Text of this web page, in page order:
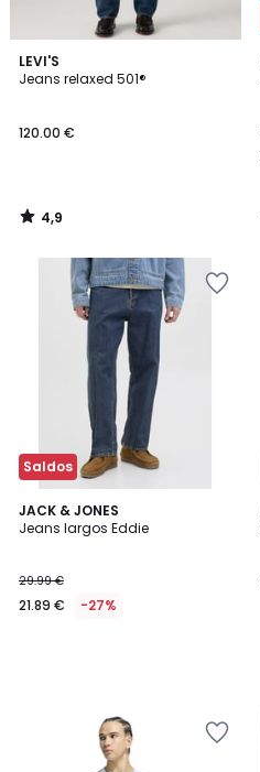
LEVI'S
Jeans relaxed 501®
120.00 €
4,9
/ 5
4,9
/
Saldos
JACK & JONES
Jeans largos Eddie
29.99 €
21.89 € -27%